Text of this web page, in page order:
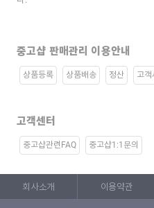
중고샵 판매관리 이용안내
상품등록 상품배송 정산 고객
고객센터
중고샵관련FAQ 중고샵1:1문의
회사소개 이용약관